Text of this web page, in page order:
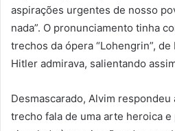
aspirações urgentes de nosso
nada”. O pronunciamento tinha
trechos da ópera “Lohengrin”, de
Hitler admirava, salientando
Desmascarado, Alvim respondeu
trecho fala de uma arte heroica